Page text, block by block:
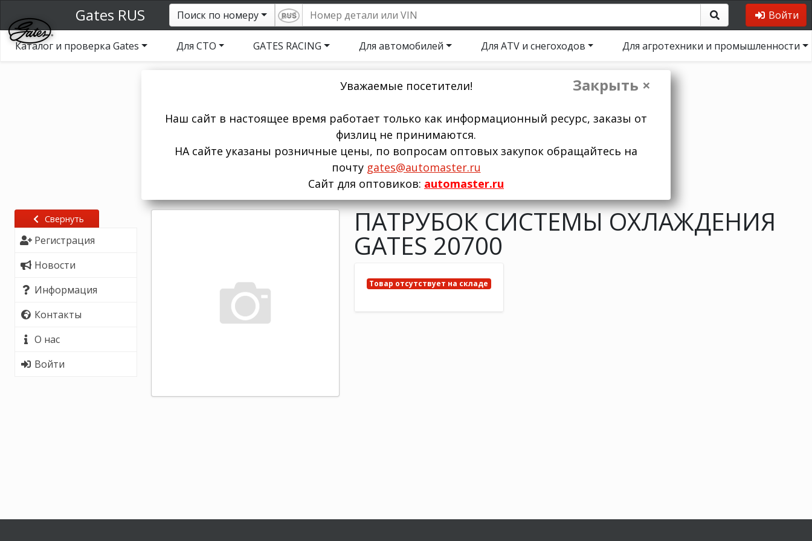
Gates RUS Поиск по номеру Войти
Каталог и проверка Gates Для СТО GATES RACING Для автомобилей Для ATV и снегоходов Для агротехники и промышленности
Закрыть ×
Уважаемые посетители!
Наш сайт в настоящее время работает только как информационный ресурс, заказы от
физлиц не принимаются.
НА сайте указаны розничные цены, по вопросам оптовых закупок обращайтесь на
почту gates@automaster.ru
Сайт для оптовиков: automaster.ru
Свернуть
Регистрация
Новости
Информация
Контакты
О нас
Войти
ПАТРУБОК СИСТЕМЫ ОХЛАЖДЕНИЯ
GATES 20700
Товар отсутствует на складе